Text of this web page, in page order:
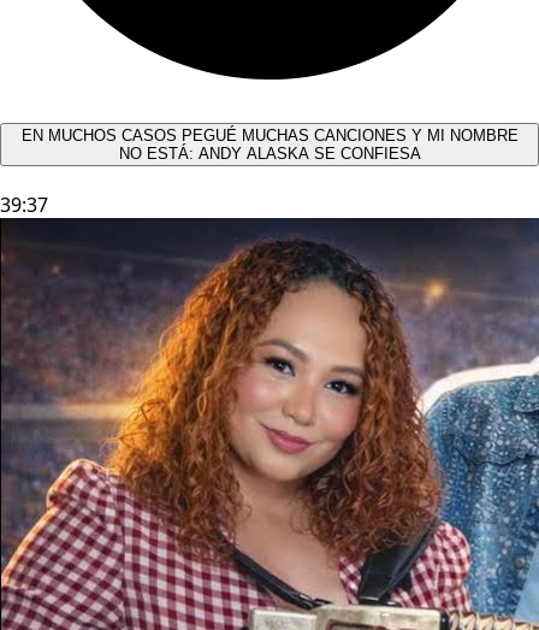
EN MUCHOS CASOS PEGUÉ MUCHAS CANCIONES Y MI NOMBRE
NO ESTÁ: ANDY ALASKA SE CONFIESA​
39:37